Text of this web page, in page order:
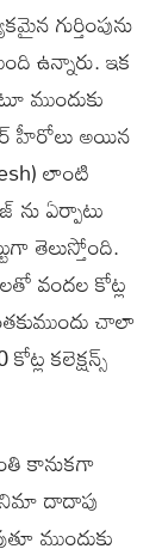
గుర్తింపును
ఉన్నారు. ఇక
ముందుకు
హీరోలు అయిన
లాంటి
ను ఏర్పాటు
తెలుస్తోంది.
వందల కోట్ల
చాలా
కలెక్షన్స్
కానుకగా
దాదాపు
ముందుకు